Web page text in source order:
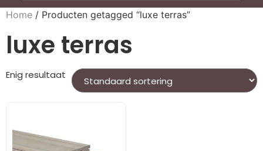
Home / Producten getagged “luxe terras”
luxe terras
Enig resultaat